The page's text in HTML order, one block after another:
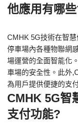
他應用有哪
CMHK 5G技術在智
停車場內各種物聯網
場運營的全面智能化
車場的安全性。此外
為用戶提供便捷的支
CMHK 5G智
支付功能?